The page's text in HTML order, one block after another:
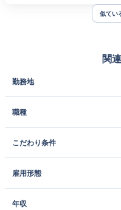
似てい
関
勤務地
職種
こだわり条件
雇用形態
年収